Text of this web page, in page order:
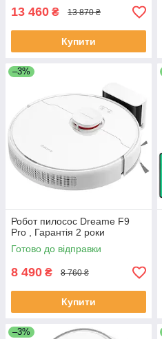
13 460 ₴ 13 870 ₴
Купити
–3%
Робот пилосос Dreame F9
Pro , Гарантія 2 роки
Готово до відправки
8 490 ₴ 8 760 ₴
Купити
–3%